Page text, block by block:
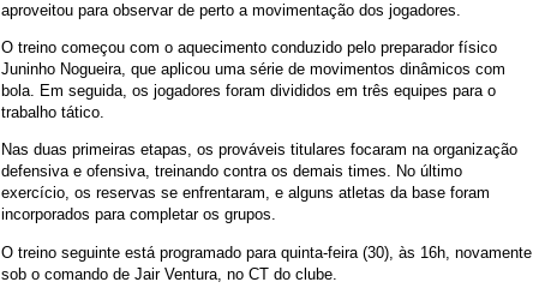
aproveitou para observar de perto a movimentação dos jogadores.
O treino começou com o aquecimento conduzido pelo preparador físico
Juninho Nogueira, que aplicou uma série de movimentos dinâmicos com
bola. Em seguida, os jogadores foram divididos em três equipes para o
trabalho tático.
Nas duas primeiras etapas, os prováveis titulares focaram na organização
defensiva e ofensiva, treinando contra os demais times. No último
exercício, os reservas se enfrentaram, e alguns atletas da base foram
incorporados para completar os grupos.
O treino seguinte está programado para quinta-feira (30), às 16h, novamente
sob o comando de Jair Ventura, no CT do clube.